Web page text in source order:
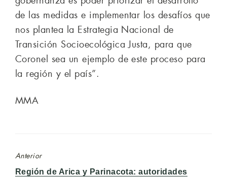
de las medidas e implementar los desafíos que
nos plantea la Estrategia Nacional de
Transición Socioecológica Justa, para que
Coronel sea un ejemplo de este proceso para
la región y el país”.
MMA
Anterior
Entrada
Región de Arica y Parinacota: autoridades